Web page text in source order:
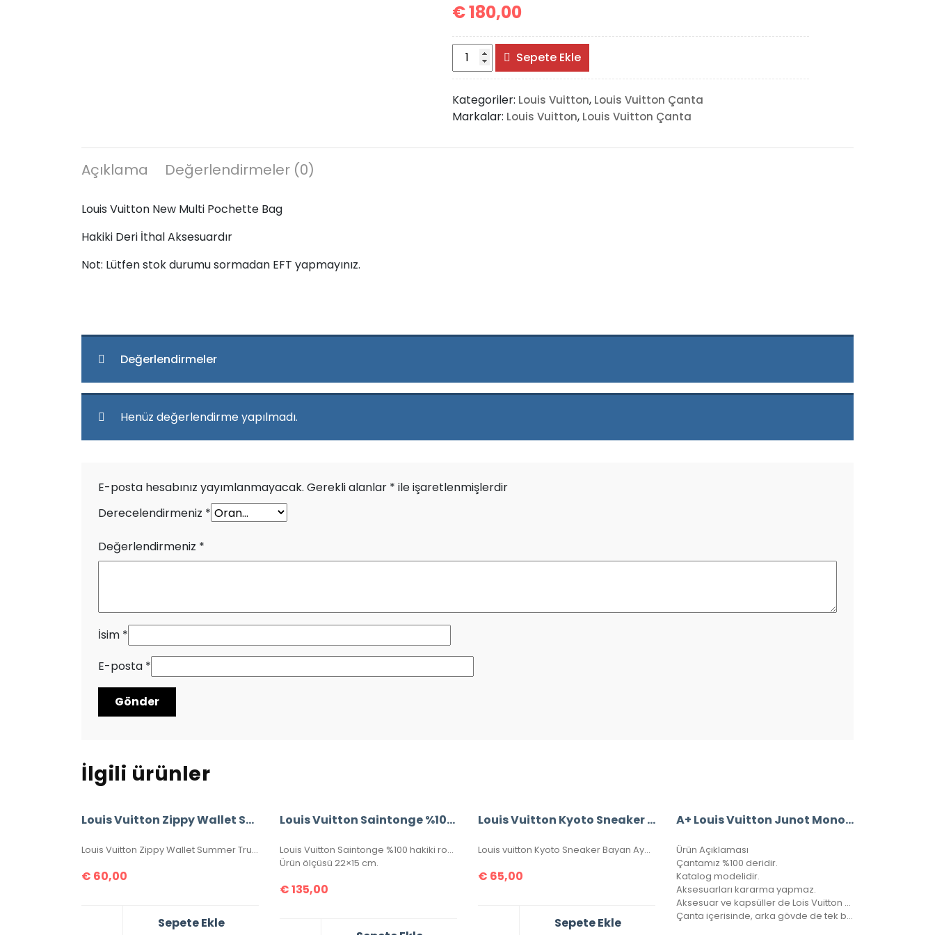
€180,00
Louis
Vuitton
New
Multi
Pochette
adet
Sepete Ekle
Kategoriler: Louis Vuitton, Louis Vuitton Çanta
Markalar: Louis Vuitton, Louis Vuitton Çanta
Açıklama Değerlendirmeler (0)
Louis Vuitton New Multi Pochette Bag
Hakiki Deri İthal Aksesuardır
Not: Lütfen stok durumu sormadan EFT yapmayınız.
Değerlendirmeler
Henüz değerlendirme yapılmadı.
E-posta hesabınız yayımlanmayacak. Gerekli alanlar * ile işaretlenmişlerdir
Derecelendirmeniz *
Değerlendirmeniz *
İsim *
E-posta *
İlgili ürünler
Louis Vuitton Zippy Wallet Summer Trunk İthal Cüzdan
Louis Vuitton Zippy Wallet Summer Trunk ithal cüzdan, seri numaralı, kutulu, toz torbalı, sertifikalı, ebatı 20x11cm.
€ 60,00
Sepete Ekle
Louis Vuitton Saintonge %100 Hakiki Roys Deri,
Louis Vuitton Saintonge %100 hakiki roys deri, ithal aksesuar takımı, ithal kumaş, simetrik kesim, seri numaralı, kutulu, toz torbalı ve sertifikalı olarak gönderilecektir.
Ürün ölçüsü 22×15 cm.
€135,00
Louis Vuitton Kyoto Sneaker Bayan Ayakkabı
Louis vuitton Kyoto Sneaker Bayan Ayakkabı, Hakiki Deri, 36-37-38-39-40 Numaraları Mevcuttur.
€ 65,00
Sepete Ekle
A+ Louis Vuitton Junot Monogram Empreinte Leather
Ürün Açıklaması
Çantamız %100 deridir.
Katalog modelidir.
Aksesuarları kararma yapmaz.
Aksesuar ve kapsüller de Lois Vuitton yazısı mevcuttur.
Çanta içerisinde, arka gövde de tek bir göz bulunmaktadır.